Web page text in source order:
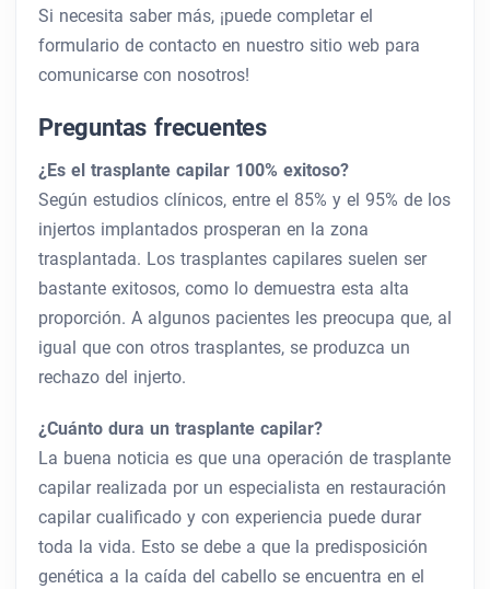
Si necesita saber más, ¡puede completar el
formulario de contacto en nuestro sitio web para
comunicarse con nosotros!
Preguntas frecuentes
¿Es el trasplante capilar 100% exitoso?
Según estudios clínicos, entre el 85% y el 95% de los
injertos implantados prosperan en la zona
trasplantada. Los trasplantes capilares suelen ser
bastante exitosos, como lo demuestra esta alta
proporción. A algunos pacientes les preocupa que, al
igual que con otros trasplantes, se produzca un
rechazo del injerto.
¿Cuánto dura un trasplante capilar?
La buena noticia es que una operación de trasplante
capilar realizada por un especialista en restauración
capilar cualificado y con experiencia puede durar
toda la vida. Esto se debe a que la predisposición
genética a la caída del cabello se encuentra en el